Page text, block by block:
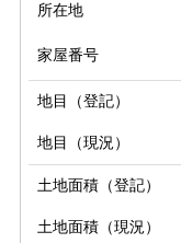
所在地
家屋番号
地目（登記）
地目（現況）
土地面積（登記）
土地面積（現況）